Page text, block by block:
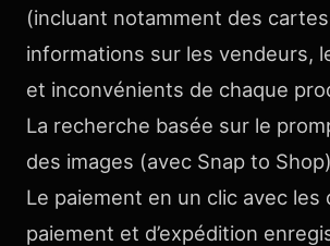
(incluant notamment des
informations sur les vendeurs,
et inconvénients de chaque
La recherche basée sur le
des images (avec Snap to
Le paiement en un clic avec les
paiement et d’expédition